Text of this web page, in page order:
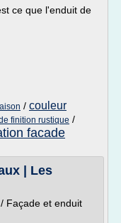
ce que l'enduit de
/ couleur
finition rustique /
facade
| Les
Façade et enduit